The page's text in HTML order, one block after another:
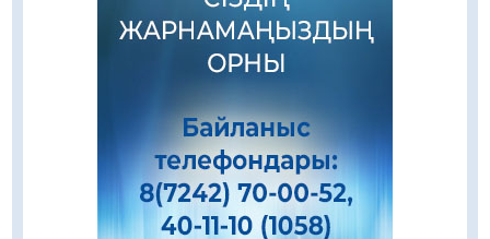
05.08.2026
«Қайрат» Чемпиондар лигасының іріктеуінде
«Левскиге» есе жіберді
«Ұлттық нақыш – заманауи панно» атты
шеберлік сағаты өтті